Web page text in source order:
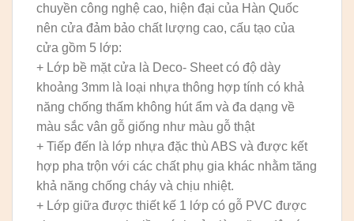
chuyền công nghệ cao, hiện đại của Hàn Quốc
nên cửa đảm bảo chất lượng cao, cấu tạo của
cửa gồm 5 lớp:
+ Lớp bề mặt cửa là Deco- Sheet có độ dày
khoảng 3mm là loại nhựa thông hợp tính có khả
năng chống thấm không hút ẩm và đa dạng về
màu sắc vân gỗ giống như màu gỗ thật
+ Tiếp đến là lớp nhựa đặc thù ABS và được kết
hợp pha trộn với các chất phụ gia khác nhằm tăng
khả năng chống cháy và chịu nhiệt.
+ Lớp giữa được thiết kế 1 lớp có gỗ PVC được